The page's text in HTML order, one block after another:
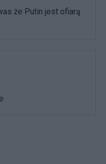
że Putin jest ofiarą